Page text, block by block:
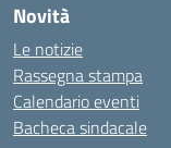
Novità
Le notizie
Rassegna stampa
Calendario eventi
Bacheca sindacale